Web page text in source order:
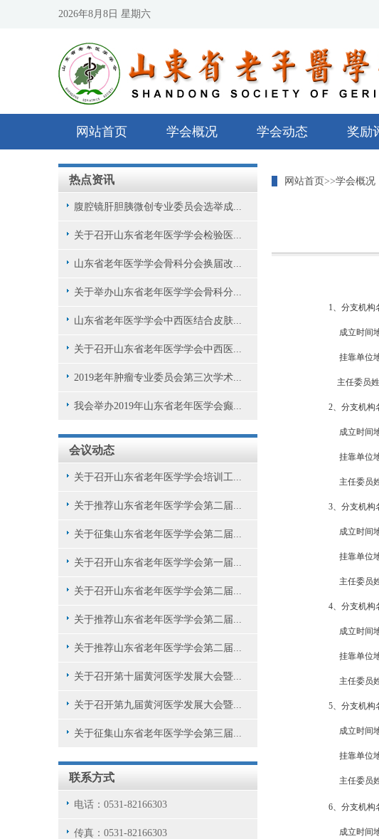
2026年8月8日 星期六
网站首页 学会概况 学会动态 奖励
热点资讯
腹腔镜肝胆胰微创专业委员会选举成...
关于召开山东省老年医学学会检验医...
山东省老年医学学会骨科分会换届改...
关于举办山东省老年医学学会骨科分...
山东省老年医学学会中西医结合皮肤...
关于召开山东省老年医学学会中西医...
2019老年肿瘤专业委员会第三次学术...
我会举办2019年山东省老年医学会癫...
会议动态
关于召开山东省老年医学学会培训工...
关于推荐山东省老年医学学会第二届...
关于征集山东省老年医学学会第二届...
关于召开山东省老年医学学会第一届...
关于召开山东省老年医学学会第二届...
关于推荐山东省老年医学学会第二届...
关于推荐山东省老年医学学会第二届...
关于召开第十届黄河医学发展大会暨...
关于召开第九届黄河医学发展大会暨...
关于征集山东省老年医学学会第三届...
联系方式
电话：0531-82166303
传真：0531-82166303
网站首页>>学会概况
1、分支机构
成立时间
挂靠单位
主任委员姓
2、分支机构
成立时间
挂靠单位
主任委员姓
3、分支机构
成立时间
挂靠单位
主任委员
4、分支机构
成立时间
挂靠单位
主任委员
5、 分支机构
成立时间
挂靠单位
主任委员
6、分支机构
成立时间